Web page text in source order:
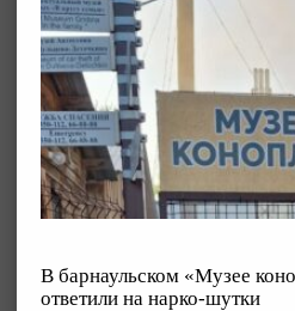
В барнаульском «Музее
ответили на нарко-шутки